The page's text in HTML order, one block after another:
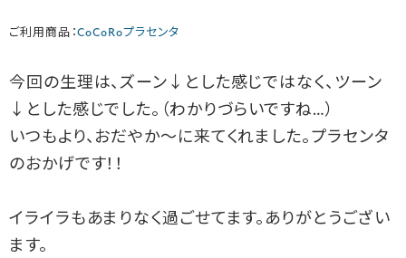
ご利用商品：CoCoRoプラセンタ
今回の生理は、ズーン↓とした感じではなく、ツーン
↓とした感じでした。（わかりづらいですね…）
いつもより、おだやか〜に来てくれました。プラセンタ
のおかげです！！
イライラもあまりなく過ごせてます。ありがとうござい
ます。